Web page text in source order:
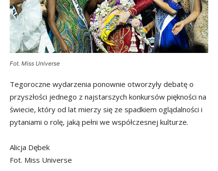
Fot. Miss Universe
Tegoroczne wydarzenia ponownie otworzyły debatę o
przyszłości jednego z najstarszych konkursów piękności na
świecie, który od lat mierzy się ze spadkiem oglądalności i
pytaniami o rolę, jaką pełni we współczesnej kulturze.
Alicja Dębek
Fot. Miss Universe